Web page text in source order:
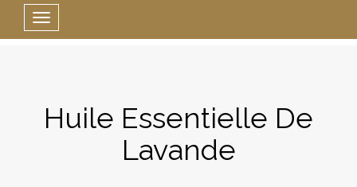
Basculer
la
Huile Essentielle De
Lavande